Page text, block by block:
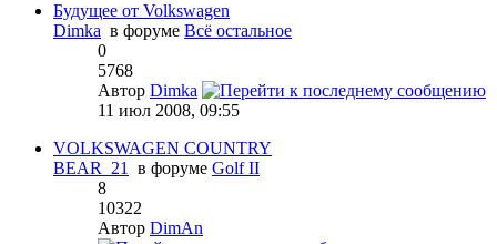
Будущее от Volkswagen
Dimka в форуме Всё остальное
0
5768
Автор Dimka
11 июл 2008, 09:55
VOLKSWAGEN COUNTRY
BEAR_21 в форуме Golf II
8
10322
Автор DimАn